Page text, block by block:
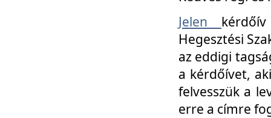
Jelen
Hegesztési
az eddigi
a kérdőívet,
felvesszük a
erre a címre